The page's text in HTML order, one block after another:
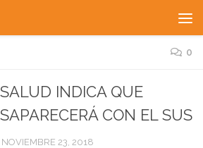
0
INDICA QUE
CON EL SUS
NOVIEMBRE 23, 2018